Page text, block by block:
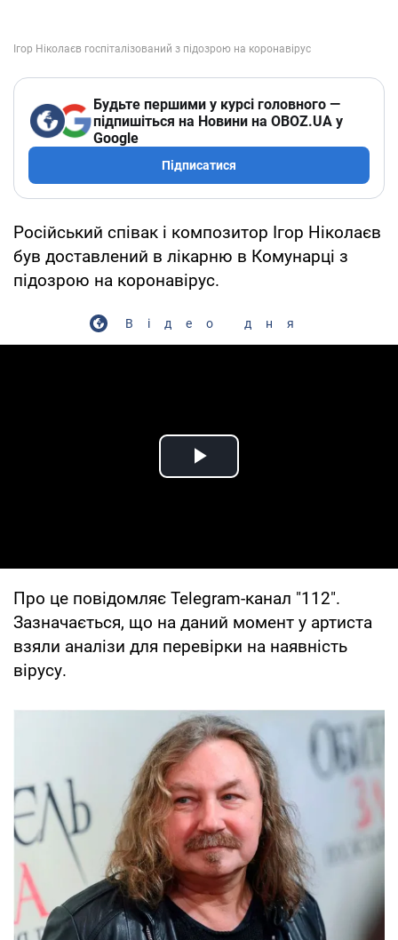
Будьте першими у курсі головного —
підпишіться на Новини на OBOZ.UA у
Google
Підписатися
Російський співак і композитор Ігор Ніколаєв
був доставлений в лікарню в Комунарці з
підозрою на коронавірус.
Відео дня
Play Video
Про це повідомляє Telegram-канал "112".
Зазначається, що на даний момент у артиста
взяли аналізи для перевірки на наявність
вірусу.